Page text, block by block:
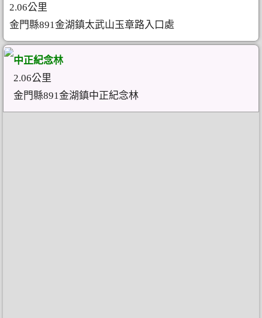
2.06公里
金門縣891金湖鎮太武山玉章路入口處
中正紀念林
2.06公里
金門縣891金湖鎮中正紀念林